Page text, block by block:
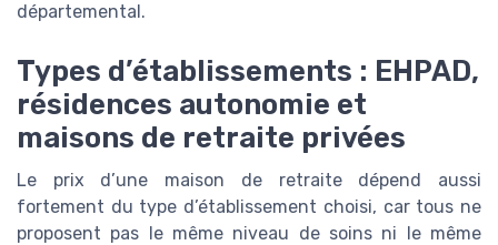
départemental.
Types d’établissements : EHPAD,
résidences autonomie et
maisons de retraite privées
Le prix d’une maison de retraite dépend aussi
fortement du type d’établissement choisi, car tous ne
proposent pas le même niveau de soins ni le même